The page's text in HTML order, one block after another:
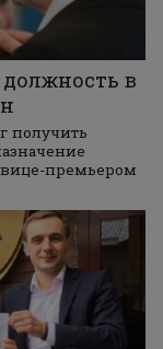
в
получить
премьером